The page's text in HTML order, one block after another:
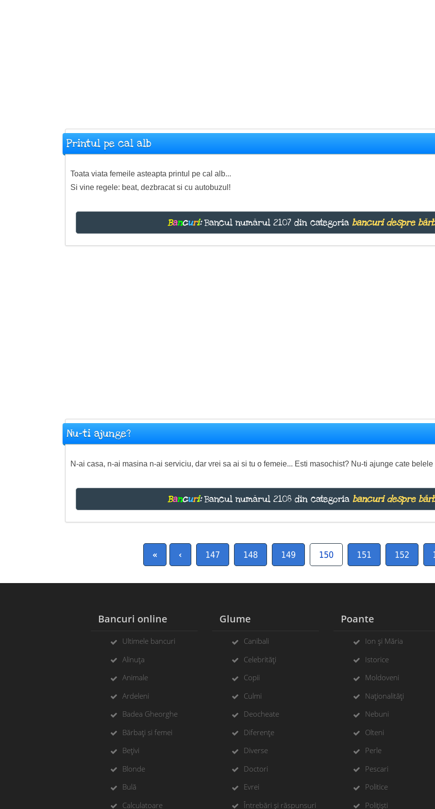
Printul pe cal alb
Toata viata femeile asteapta printul pe cal alb...
Si vine regele: beat, dezbracat si cu autobuzul!
Bancuri:Bancul numărul 2107 din categoriabancuri despre
Nu-ti ajunge?
N-ai casa, n-ai masina n-ai serviciu, dar vrei sa ai si tu o femeie... Esti masochist? Nu-ti ajunge cate belele
Bancuri:Bancul numărul 2108 din categoria bancuri despre
« ‹ 147 148 149 150 151 152
Bancuri online
Ultimele bancuri
Alinuța
Animale
Ardeleni
Badea Gheorghe
Bărbați si femei
Bețivi
Blonde
Bulă
Calculatoare
Glume
Canibali
Celebrități
Copii
Culmi
Deocheate
Diferențe
Diverse
Doctori
Evrei
Întrebări și răspunsuri
Poante
Ion și Măria
Istorice
Moldoveni
Naționalități
Nebuni
Olteni
Perle
Pescari
Politice
Polițiști